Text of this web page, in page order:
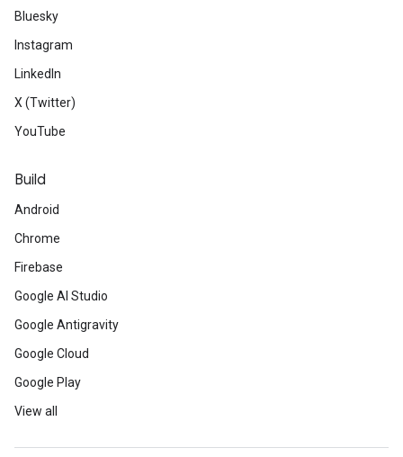
Bluesky
Instagram
LinkedIn
X (Twitter)
YouTube
Build
Android
Chrome
Firebase
Google AI Studio
Google Antigravity
Google Cloud
Google Play
View all